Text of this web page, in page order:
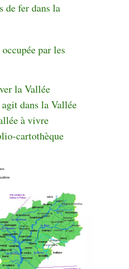
de fer dans la
par les
la Vallée
dans la Vallée
à vivre
cartothèque